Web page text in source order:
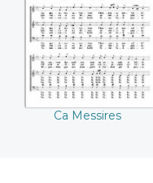
Ca Messires